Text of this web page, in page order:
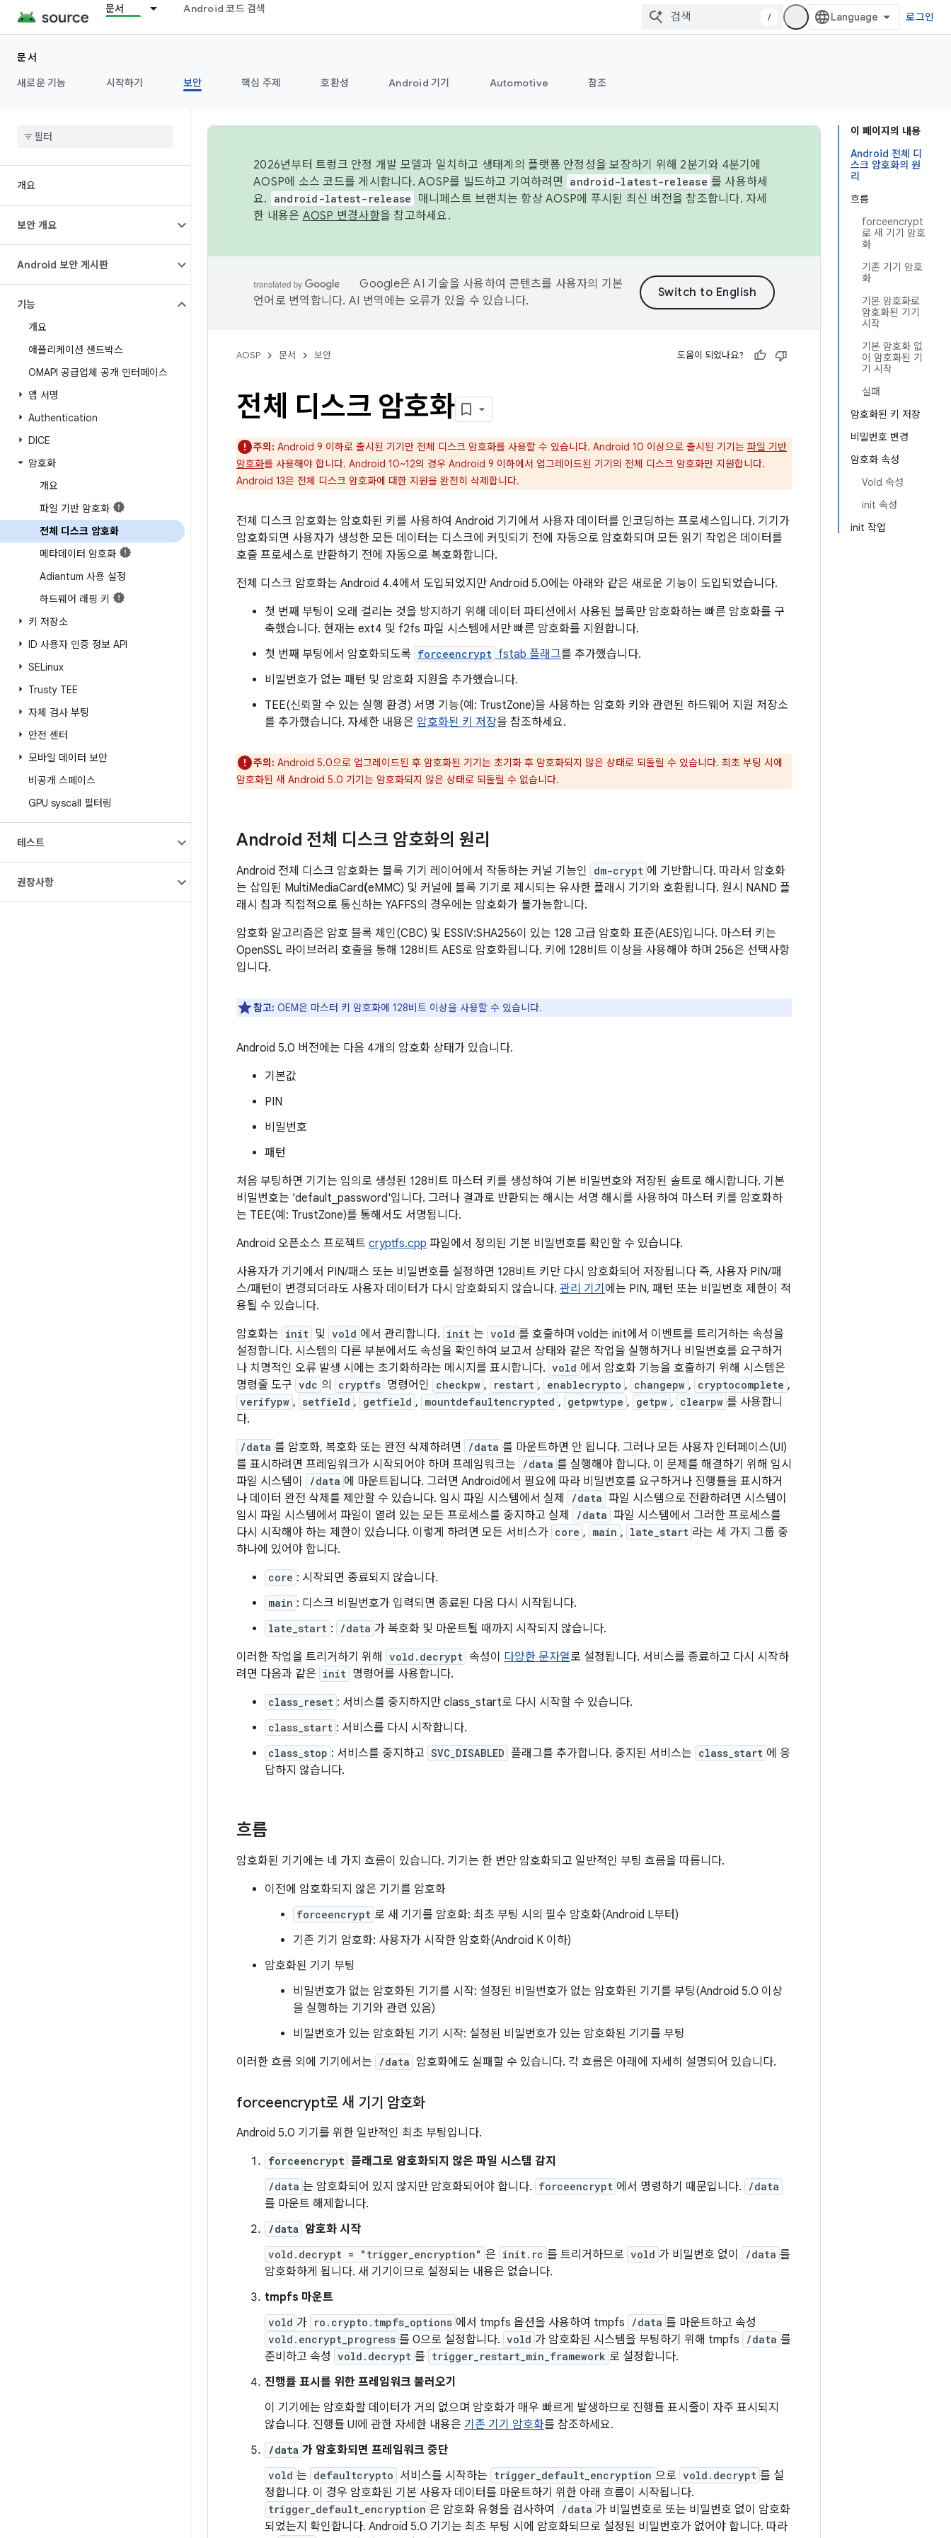
문서 Android 코드 검색
/ 로그인
문서
새로운 기능
시작하기 보안 핵심 주제 호환성 Android 기기 Automotive 참조
개요
보안 개요
Android 보안 게시판
기능
개요
애플리케이션 샌드박스
OMAPI 공급업체 공개 인터페이스
앱 서명
Authentication
DICE
암호화
개요
파일 기반 암호화
전체 디스크 암호화
메타데이터 암호화
Adiantum 사용 설정
하드웨어 래핑 키
키 저장소
ID 사용자 인증 정보 API
SELinux
Trusty TEE
자체 검사 부팅
안전 센터
모바일 데이터 보안
비공개 스페이스
GPU syscall 필터링
테스트
권장사항
이 페이지의 내용
Android 전체 디
스크 암호화의 원
리
흐름
forceencrypt
로 새 기기 암호
화
기존 기기 암호
화
기본 암호화로
암호화된 기기
시작
기본 암호화 없
이 암호화된 기
기 시작
실패
암호화된 키 저장
비밀번호 변경
암호화 속성
Vold 속성
init 속성
init 작업
2026년부터 트렁크 안정 개발 모델과 일치하고 생태계의 플랫폼 안정성을 보장하기 위해 2분기와 4분기에
AOSP에 소스 코드를 게시합니다. AOSP를 빌드하고 기여하려면
android-latest-release 를 사용하세
요.
android-latest-release
매니페스트 브랜치는 항상 AOSP에 푸시된 최신 버전을 참조합니다. 자세
한 내용은 AOSP 변경사항을 참고하세요.
Google은 AI 기술을 사용하여 콘텐츠를 사용자의 기본
언어로 번역합니다. AI 번역에는 오류가 있을 수 있습니다.
AOSP 문서 보안 도움이 되었나요?
전체 디스크 암호화
주의: Android 9 이하로 출시된 기기만 전체 디스크 암호화를 사용할 수 있습니다. Android 10 이상으로 출시된 기기는 파일 기반
암호화를 사용해야 합니다. Android 10~12의 경우 Android 9 이하에서 업그레이드된 기기의 전체 디스크 암호화만 지원합니다.
Android 13은 전체 디스크 암호화에 대한 지원을 완전히 삭제합니다.
전체 디스크 암호화는 암호화된 키를 사용하여 Android 기기에서 사용자 데이터를 인코딩하는 프로세스입니다. 기기가
암호화되면 사용자가 생성한 모든 데이터는 디스크에 커밋되기 전에 자동으로 암호화되며 모든 읽기 작업은 데이터를
호출 프로세스로 반환하기 전에 자동으로 복호화합니다.
전체 디스크 암호화는 Android 4.4에서 도입되었지만 Android 5.0에는 아래와 같은 새로운 기능이 도입되었습니다.
첫 번째 부팅이 오래 걸리는 것을 방지하기 위해 데이터 파티션에서 사용된 블록만 암호화하는 빠른 암호화를 구
축했습니다. 현재는 ext4 및 f2fs 파일 시스템에서만 빠른 암호화를 지원합니다.
첫 번째 부팅에서 암호화되도록 forceencrypt fstab 플래그를 추가했습니다.
비밀번호가 없는 패턴 및 암호화 지원을 추가했습니다.
TEE(신뢰할 수 있는 실행 환경) 서명 기능(예: TrustZone)을 사용하는 암호화 키와 관련된 하드웨어 지원 저장소
를 추가했습니다. 자세한 내용은 암호화된 키 저장을 참조하세요.
주의: Android 5.0으로 업그레이드된 후 암호화된 기기는 초기화 후 암호화되지 않은 상태로 되돌릴 수 있습니다. 최초 부팅 시에
암호화된 새 Android 5.0 기기는 암호화되지 않은 상태로 되돌릴 수 없습니다.
Android 전체 디스크 암호화의 원리
Android 전체 디스크 암호화는 블록 기기 레이어에서 작동하는 커널 기능인 dm-crypt 에 기반합니다. 따라서 암호화
는 삽입된 MultiMediaCard(eMMC) 및 커널에 블록 기기로 제시되는 유사한 플래시 기기와 호환됩니다. 원시 NAND 플
래시 칩과 직접적으로 통신하는 YAFFS의 경우에는 암호화가 불가능합니다.
암호화 알고리즘은 암호 블록 체인(CBC) 및 ESSIV:SHA256이 있는 128 고급 암호화 표준(AES)입니다. 마스터 키는
OpenSSL 라이브러리 호출을 통해 128비트 AES로 암호화됩니다. 키에 128비트 이상을 사용해야 하며 256은 선택사항
입니다.
참고: OEM은 마스터 키 암호화에 128비트 이상을 사용할 수 있습니다.
Android 5.0 버전에는 다음 4개의 암호화 상태가 있습니다.
기본값
PIN
비밀번호
패턴
처음 부팅하면 기기는 임의로 생성된 128비트 마스터 키를 생성하여 기본 비밀번호와 저장된 솔트로 해시합니다. 기본
비밀번호는 'default_password'입니다. 그러나 결과로 반환되는 해시는 서명 해시를 사용하여 마스터 키를 암호화하
는 TEE(예: TrustZone)를 통해서도 서명됩니다.
Android 오픈소스 프로젝트 cryptfs.cpp 파일에서 정의된 기본 비밀번호를 확인할 수 있습니다.
사용자가 기기에서 PIN/패스 또는 비밀번호를 설정하면 128비트 키만 다시 암호화되어 저장됩니다 즉, 사용자 PIN/패
스/패턴이 변경되더라도 사용자 데이터가 다시 암호화되지 않습니다. 관리 기기 에는 PIN, 패턴 또는 비밀번호 제한이 적
용될 수 있습니다.
암호화는 init 및 vold 에서 관리합니다. init 는 vold 를 호출하며 vold는 init에서 이벤트를 트리거하는 속성을
설정합니다. 시스템의 다른 부분에서도 속성을 확인하여 보고서 상태와 같은 작업을 실행하거나 비밀번호를 요구하거
나 치명적인 오류 발생 시에는 초기화하라는 메시지를 표시합니다. vold 에서 암호화 기능을 호출하기 위해 시스템은
명령줄 도구 vdc 의 cryptfs 명령어인 checkpw , restart , enablecrypto , changepw , cryptocomplete ,
verifypw , setfield , getfield , mountdefaultencrypted , getpwtype , getpw , clearpw 를 사용합니
다.
/data 를 암호화, 복호화 또는 완전 삭제하려면 /data 를 마운트하면 안 됩니다. 그러나 모든 사용자 인터페이스(UI)
를 표시하려면 프레임워크가 시작되어야 하며 프레임워크는
/data 를 실행해야 합니다. 이 문제를 해결하기 위해 임시
파일 시스템이
/data 에 마운트됩니다. 그러면 Android에서 필요에 따라 비밀번호를 요구하거나 진행률을 표시하거
나 데이터 완전 삭제를 제안할 수 있습니다. 임시 파일 시스템에서 실제
/data 파일 시스템으로 전환하려면 시스템이
임시 파일 시스템에서 파일이 열려 있는 모든 프로세스를 중지하고 실제
/data 파일 시스템에서 그러한 프로세스를
다시 시작해야 하는 제한이 있습니다. 이렇게 하려면 모든 서비스가 core , main , late_start 라는 세 가지 그룹 중
하나에 있어야 합니다.
core : 시작되면 종료되지 않습니다.
main : 디스크 비밀번호가 입력되면 종료된 다음 다시 시작됩니다.
late_start : /data 가 복호화 및 마운트될 때까지 시작되지 않습니다.
이러한 작업을 트리거하기 위해
vold.decrypt 속성이 다양한 문자열로 설정됩니다. 서비스를 종료하고 다시 시작하
려면 다음과 같은 init 명령어를 사용합니다.
class_reset : 서비스를 중지하지만 class_start로 다시 시작할 수 있습니다.
class_start : 서비스를 다시 시작합니다.
class_stop : 서비스를 중지하고 SVC_DISABLED 플래그를 추가합니다. 중지된 서비스는 class_start 에 응
답하지 않습니다.
흐름
암호화된 기기에는 네 가지 흐름이 있습니다. 기기는 한 번만 암호화되고 일반적인 부팅 흐름을 따릅니다.
이전에 암호화되지 않은 기기를 암호화
forceencrypt 로 새 기기를 암호화: 최초 부팅 시의 필수 암호화(Android L부터)
기존 기기 암호화: 사용자가 시작한 암호화(Android K 이하)
암호화된 기기 부팅
비밀번호가 없는 암호화된 기기를 시작: 설정된 비밀번호가 없는 암호화된 기기를 부팅(Android 5.0 이상
을 실행하는 기기와 관련 있음)
비밀번호가 있는 암호화된 기기 시작: 설정된 비밀번호가 있는 암호화된 기기를 부팅
이러한 흐름 외에 기기에서는
/data 암호화에도 실패할 수 있습니다. 각 흐름은 아래에 자세히 설명되어 있습니다.
forceencrypt로 새 기기 암호화
Android 5.0 기기를 위한 일반적인 최초 부팅입니다.
forceencrypt 플래그로 암호화되지 않은 파일 시스템 감지
/data 는 암호화되어 있지 않지만 암호화되어야 합니다. forceencrypt 에서 명령하기 때문입니다. /data
를 마운트 해제합니다.
/data 암호화 시작
vold.decrypt = "trigger_encryption" 은 init.rc 를 트리거하므로 vold 가 비밀번호 없이 /data 를
암호화하게 됩니다. 새 기기이므로 설정되는 내용은 없습니다.
tmpfs 마운트
vold 가 ro.crypto.tmpfs_options 에서 tmpfs 옵션을 사용하여 tmpfs /data 를 마운트하고 속성
vold.encrypt_progress 를 0으로 설정합니다. vold 가 암호화된 시스템을 부팅하기 위해 tmpfs /data 를
준비하고 속성 vold.decrypt 를 trigger_restart_min_framework 로 설정합니다.
진행률 표시를 위한 프레임워크 불러오기
이 기기에는 암호화할 데이터가 거의 없으며 암호화가 매우 빠르게 발생하므로 진행률 표시줄이 자주 표시되지
않습니다. 진행률 UI에 관한 자세한 내용은 기존 기기 암호화를 참조하세요.
/data 가 암호화되면 프레임워크 중단
vold 는 defaultcrypto 서비스를 시작하는 trigger_default_encryption 으로 vold.decrypt 를 설
정합니다. 이 경우 암호화된 기본 사용자 데이터를 마운트하기 위한 아래 흐름이 시작됩니다.
trigger_default_encryption 은 암호화 유형을 검사하여 /data 가 비밀번호로 또는 비밀번호 없이 암호화
되었는지 확인합니다. Android 5.0 기기는 최초 부팅 시에 암호화되므로 설정된 비밀번호가 없어야 합니다. 따라